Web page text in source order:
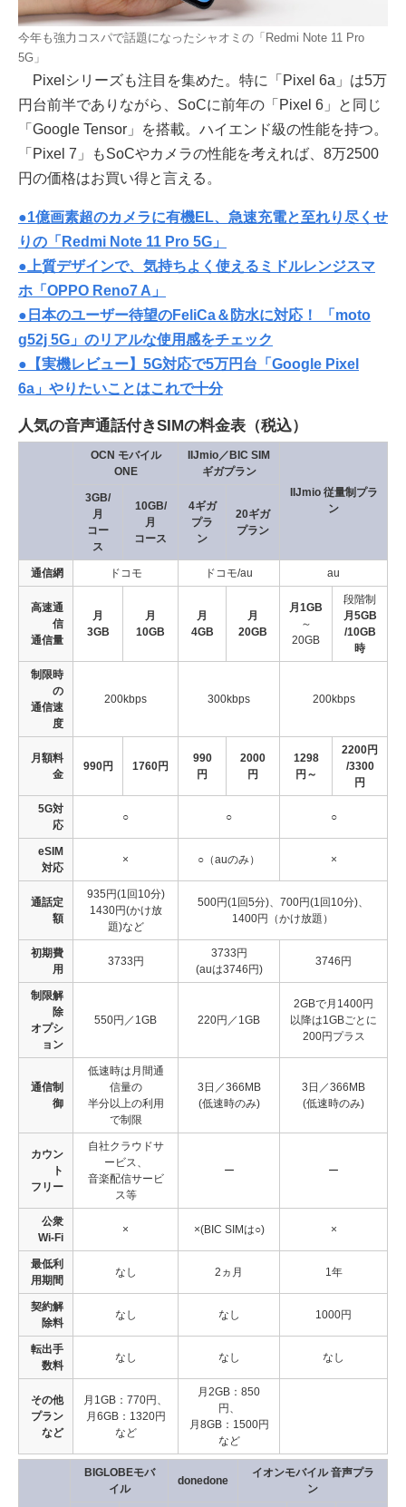
今年も強力コスパで話題になったシャオミの「Redmi Note 11 Pro
5G」
Pixelシリーズも注目を集めた。特に「Pixel 6a」は5万
円台前半でありながら、SoCに前年の「Pixel 6」と同じ
「Google Tensor」を搭載。ハイエンド級の性能を持つ。
「Pixel 7」もSoCやカメラの性能を考えれば、8万2500
円の価格はお買い得と言える。
●1億画素超のカメラに有機EL、急速充電と至れり尽くせ
りの「Redmi Note 11 Pro 5G」
●上質デザインで、気持ちよく使えるミドルレンジスマ
ホ「OPPO Reno7 A」
●日本のユーザー待望のFeliCa＆防水に対応！ 「moto
g52j 5G」のリアルな使用感をチェック
●【実機レビュー】5G対応で5万円台「Google Pixel
6a」やりたいことはこれで十分
人気の音声通話付きSIMの料金表（税込）
OCN モバイル
ONE
IIJmio／BIC SIM
ギガプラン
IIJmio 従量制プラ
ン
3GB/
月
コー
ス
10GB/
月
コース
4ギガ
プラ
ン
20ギガ
プラン
通信網 ドコモ ドコモ/au au
高速通
信
通信量
月
3GB
月
10GB
月
4GB
月
20GB
月1GB
～
20GB
段階制
月5GB
/10GB
時
制限時
の
通信速
度
200kbps 300kbps 200kbps
月額料
金
990円 1760円
990
円
2000
円
1298
円～
2200円
/3300
円
5G対
応
○ ○ ○
eSIM
対応
× ○（auのみ） ×
通話定
額
935円(1回10分)
1430円(かけ放
題)など
500円(1回5分)、700円(1回10分)、
1400円（かけ放題）
初期費
用
3733円
3733円
(auは3746円)
3746円
制限解
除
オプシ
ョン
550円／1GB 220円／1GB
2GBで月1400円
以降は1GBごとに
200円プラス
通信制
御
低速時は月間通
信量の
半分以上の利用
で制限
3日／366MB
(低速時のみ)
3日／366MB
(低速時のみ)
カウン
ト
フリー
自社クラウドサ
ービス、
音楽配信サービ
ス等
ー ー
公衆
Wi-Fi
× ×(BIC SIMは○) ×
最低利
用期間
なし 2ヵ月 1年
契約解
除料
なし なし 1000円
転出手
数料
なし なし なし
その他
プラン
など
月1GB：770円、
月6GB：1320円
など
月2GB：850
円、
月8GB：1500円
など
BIGLOBEモバ
イル
donedone
イオンモバイル 音声プラ
ン